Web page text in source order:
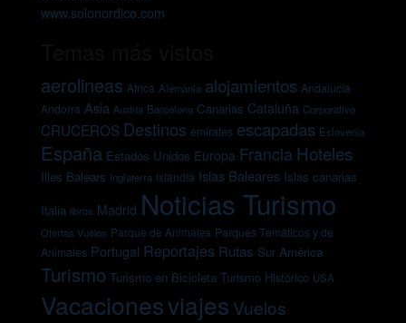
www.solonordico.com
aerolineas Africa Alemania alojamientos Andalucía
Andorra Asia Austria Barcelona Canarias Cataluña Corporativo
CRUCEROS Destinos emirates escapadas Eslovenia
España Estados Unidos Europa Francia Hoteles
Illes Balears Inglaterra Islandia Islas Baleares Islas canarias
Italia libros Madrid Noticias Turismo
Ofertas Vuelos Parque de Animales Parques Temáticos y de
Animales Portugal Reportajes Rutas Sur América
Turismo Turismo en Bicicleta Turismo Histórico USA
Vacacionesviajes Vuelos